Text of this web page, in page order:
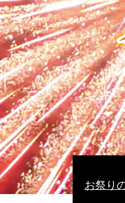
お祭り